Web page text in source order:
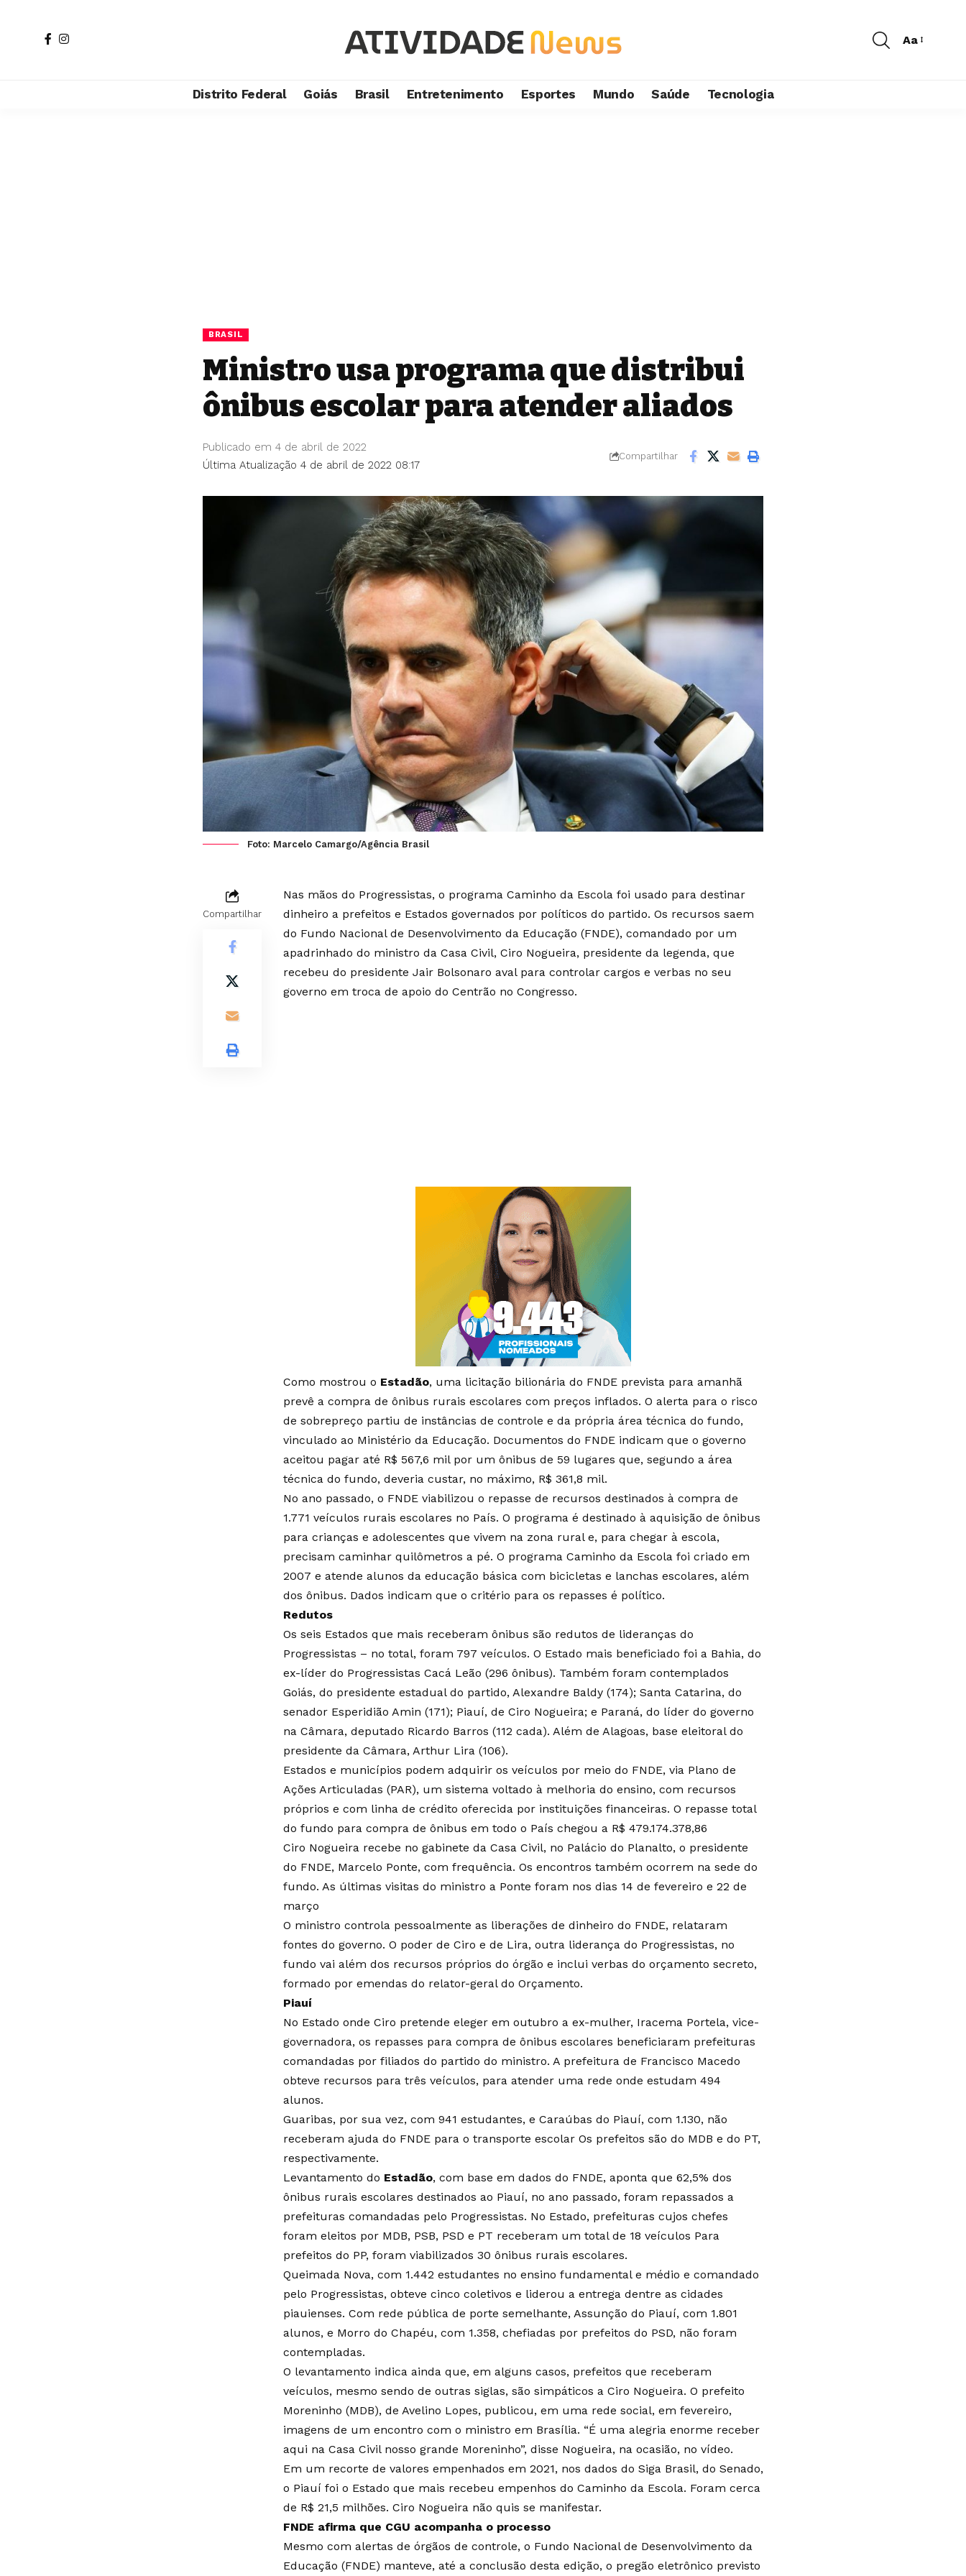
Aa
Distrito Federal Goiás Brasil Entretenimento Esportes Mundo Saúde Tecnologia
BRASIL
Ministro usa programa que distribui
ônibus escolar para atender aliados
Última Atualização 4 de abril de 2022 08:17
Publicado em 4 de abril de 2022
Compartilhar
Foto: Marcelo Camargo/Agência Brasil
Compartilhar
Nas mãos do Progressistas, o programa Caminho da Escola foi usado para destinar
dinheiro a prefeitos e Estados governados por políticos do partido. Os recursos saem
do Fundo Nacional de Desenvolvimento da Educação (FNDE), comandado por um
apadrinhado do ministro da Casa Civil, Ciro Nogueira, presidente da legenda, que
recebeu do presidente Jair Bolsonaro aval para controlar cargos e verbas no seu
governo em troca de apoio do Centrão no Congresso.
Como mostrou o Estadão, uma licitação bilionária do FNDE prevista para amanhã
prevê a compra de ônibus rurais escolares com preços inflados. O alerta para o risco
de sobrepreço partiu de instâncias de controle e da própria área técnica do fundo,
vinculado ao Ministério da Educação. Documentos do FNDE indicam que o governo
aceitou pagar até R$ 567,6 mil por um ônibus de 59 lugares que, segundo a área
técnica do fundo, deveria custar, no máximo, R$ 361,8 mil.
No ano passado, o FNDE viabilizou o repasse de recursos destinados à compra de
1.771 veículos rurais escolares no País. O programa é destinado à aquisição de ônibus
para crianças e adolescentes que vivem na zona rural e, para chegar à escola,
precisam caminhar quilômetros a pé. O programa Caminho da Escola foi criado em
2007 e atende alunos da educação básica com bicicletas e lanchas escolares, além
dos ônibus. Dados indicam que o critério para os repasses é político.
Redutos
Os seis Estados que mais receberam ônibus são redutos de lideranças do
Progressistas – no total, foram 797 veículos. O Estado mais beneficiado foi a Bahia, do
ex-líder do Progressistas Cacá Leão (296 ônibus). Também foram contemplados
Goiás, do presidente estadual do partido, Alexandre Baldy (174); Santa Catarina, do
senador Esperidião Amin (171); Piauí, de Ciro Nogueira; e Paraná, do líder do governo
na Câmara, deputado Ricardo Barros (112 cada). Além de Alagoas, base eleitoral do
presidente da Câmara, Arthur Lira (106).
Estados e municípios podem adquirir os veículos por meio do FNDE, via Plano de
Ações Articuladas (PAR), um sistema voltado à melhoria do ensino, com recursos
próprios e com linha de crédito oferecida por instituições financeiras. O repasse total
do fundo para compra de ônibus em todo o País chegou a R$ 479.174.378,86
Ciro Nogueira recebe no gabinete da Casa Civil, no Palácio do Planalto, o presidente
do FNDE, Marcelo Ponte, com frequência. Os encontros também ocorrem na sede do
fundo. As últimas visitas do ministro a Ponte foram nos dias 14 de fevereiro e 22 de
março
O ministro controla pessoalmente as liberações de dinheiro do FNDE, relataram
fontes do governo. O poder de Ciro e de Lira, outra liderança do Progressistas, no
fundo vai além dos recursos próprios do órgão e inclui verbas do orçamento secreto,
formado por emendas do relator-geral do Orçamento.
Piauí
No Estado onde Ciro pretende eleger em outubro a ex-mulher, Iracema Portela, vice-
governadora, os repasses para compra de ônibus escolares beneficiaram prefeituras
comandadas por filiados do partido do ministro. A prefeitura de Francisco Macedo
obteve recursos para três veículos, para atender uma rede onde estudam 494
alunos.
Guaribas, por sua vez, com 941 estudantes, e Caraúbas do Piauí, com 1.130, não
receberam ajuda do FNDE para o transporte escolar Os prefeitos são do MDB e do PT,
respectivamente.
Levantamento do Estadão, com base em dados do FNDE, aponta que 62,5% dos
ônibus rurais escolares destinados ao Piauí, no ano passado, foram repassados a
prefeituras comandadas pelo Progressistas. No Estado, prefeituras cujos chefes
foram eleitos por MDB, PSB, PSD e PT receberam um total de 18 veículos Para
prefeitos do PP, foram viabilizados 30 ônibus rurais escolares.
Queimada Nova, com 1.442 estudantes no ensino fundamental e médio e comandado
pelo Progressistas, obteve cinco coletivos e liderou a entrega dentre as cidades
piauienses. Com rede pública de porte semelhante, Assunção do Piauí, com 1.801
alunos, e Morro do Chapéu, com 1.358, chefiadas por prefeitos do PSD, não foram
contempladas.
O levantamento indica ainda que, em alguns casos, prefeitos que receberam
veículos, mesmo sendo de outras siglas, são simpáticos a Ciro Nogueira. O prefeito
Moreninho (MDB), de Avelino Lopes, publicou, em uma rede social, em fevereiro,
imagens de um encontro com o ministro em Brasília. “É uma alegria enorme receber
aqui na Casa Civil nosso grande Moreninho”, disse Nogueira, na ocasião, no vídeo.
Em um recorte de valores empenhados em 2021, nos dados do Siga Brasil, do Senado,
o Piauí foi o Estado que mais recebeu empenhos do Caminho da Escola. Foram cerca
de R$ 21,5 milhões. Ciro Nogueira não quis se manifestar.
FNDE afirma que CGU acompanha o processo
Mesmo com alertas de órgãos de controle, o Fundo Nacional de Desenvolvimento da
Educação (FNDE) manteve, até a conclusão desta edição, o pregão eletrônico previsto